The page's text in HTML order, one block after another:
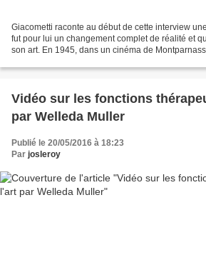
Giacometti raconte au début de cette interview
fut pour lui un changement complet de réalité et
son art. En 1945, dans un cinéma de
Vidéo sur les fonctions
par Welleda Muller
Publié le 20/05/2016 à 18:23
Par josleroy